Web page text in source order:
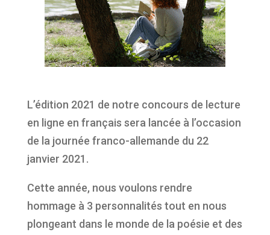
L’édition 2021 de notre concours de lecture
en ligne en français sera lancée à l’occasion
de la journée franco-allemande du 22
janvier 2021.
Cette année, nous voulons rendre
hommage à 3 personnalités tout en nous
plongeant dans le monde de la poésie et des